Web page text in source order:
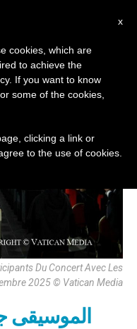
Du Concert Avec Les
2025 © Vatican Media
الموسيقى
x
cookies, which are
to achieve the
If you want to know
some of the cookies,
clicking a link or
to the use of cookies.